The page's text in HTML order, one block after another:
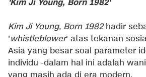
'Kim Ji Young, Born 1982'
Kim Ji Young, Born 1982hadir
'whistleblower' atas tekanan
Asia yang besar soal parameter
individu -dalam hal ini adalah